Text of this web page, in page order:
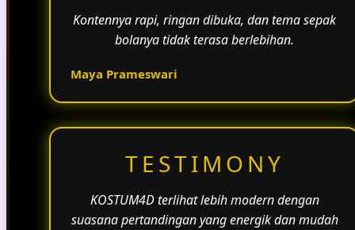
Kontennya rapi, ringan dibuka, dan tema sepak
bolanya tidak terasa berlebihan.
Maya Prameswari
TESTIMONY
KOSTUM4D terlihat lebih modern dengan
suasana pertandingan yang energik dan mudah